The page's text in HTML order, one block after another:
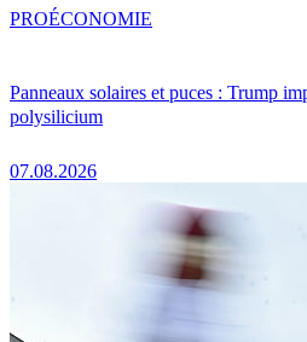
Panneaux solaires et puces : Trump
polysilicium
07.08.2026
PROÉCONOMIE